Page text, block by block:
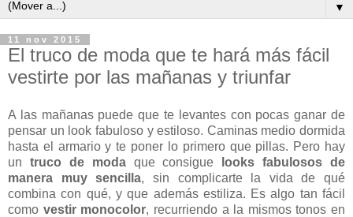
▼
11 nov 2015
El truco de moda que te hará más fácil
vestirte por las mañanas y triunfar
A las mañanas puede que te levantes con pocas ganar de
pensar un look fabuloso y estiloso. Caminas medio dormida
hasta el armario y te poner lo primero que pillas. Pero hay
un truco de modaque consigue
looks fabulosos de
manera muy sencilla, sin complicarte la vida de qué
combina con qué, y que además estiliza. Es algo tan fácil
como vestir monocolor, recurriendo a la mismos tonos en